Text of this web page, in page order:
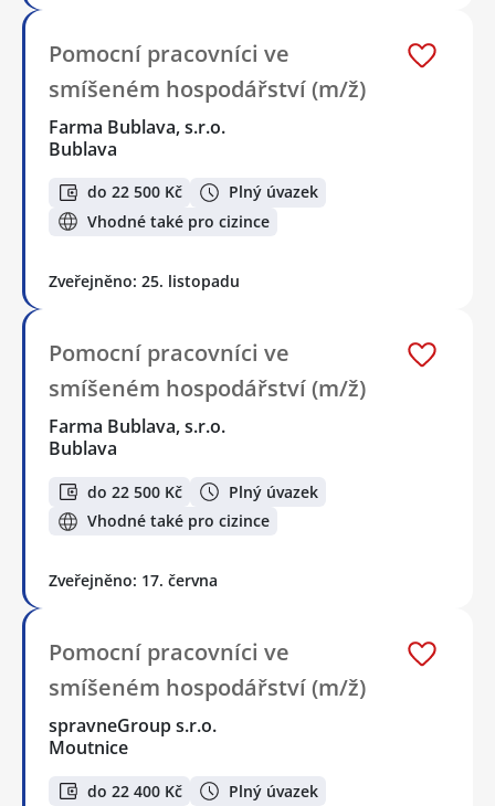
Pomocní pracovníci ve
smíšeném hospodářství (m/ž)
Farma Bublava, s.r.o.
Bublava
do 22 500 Kč
Plný úvazek
Vhodné také pro cizince
Zveřejněno: 25. listopadu
Pomocní pracovníci ve
smíšeném hospodářství (m/ž)
Farma Bublava, s.r.o.
Bublava
do 22 500 Kč
Plný úvazek
Vhodné také pro cizince
Zveřejněno: 17. června
Pomocní pracovníci ve
smíšeném hospodářství (m/ž)
spravneGroup s.r.o.
Moutnice
do 22 400 Kč
Plný úvazek